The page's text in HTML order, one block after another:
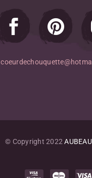
© Copyright 2022